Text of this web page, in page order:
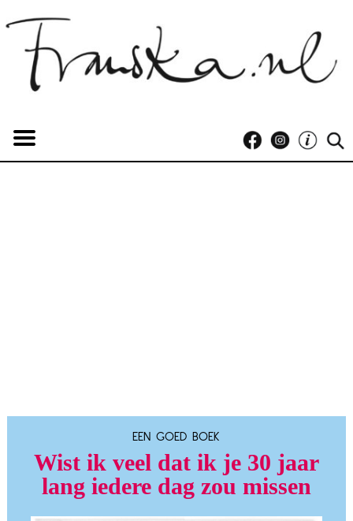
EEN GOED BOEK
Wist ik veel dat ik je 30 jaar
lang iedere dag zou missen